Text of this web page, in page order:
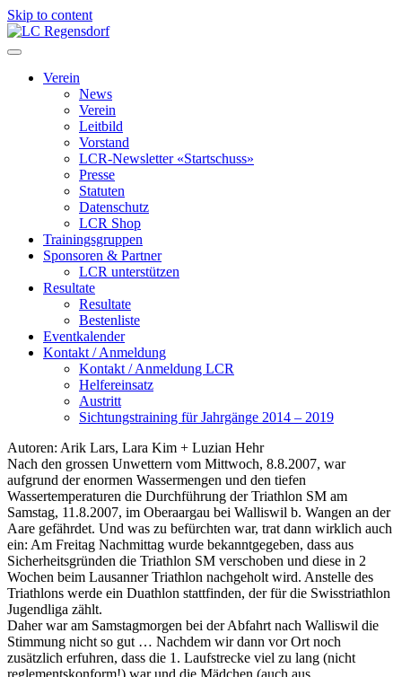
Skip to content
LC Regensdorf
Verein
News
Verein
Leitbild
Vorstand
LCR-Newsletter «Startschuss»
Presse
Statuten
Datenschutz
LCR Shop
Trainingsgruppen
Sponsoren & Partner
LCR unterstützen
Resultate
Resultate
Bestenliste
Eventkalender
Kontakt / Anmeldung
Kontakt / Anmeldung LCR
Helfereinsatz
Austritt
Sichtungstraining für Jahrgänge 2014 – 2019
Autoren: Arik Lars, Lara Kim + Luzian Hehr
Nach den grossen Unwettern vom Mittwoch, 8.8.2007, war
aufgrund der enormen Wassermengen und den tiefen
Wassertemperaturen die Durchführung der Triathlon SM am
Samstag, 11.8.2007, im Oberaargau bei Walliswil b. Wangen an der
Aare gefährdet. Und was zu befürchten war, trat dann wirklich auch
ein: Am Freitag Nachmittag wurde bekanntgegeben, dass aus
Sicherheitsgründen die Triathlon SM verschoben und diese in 2
Wochen beim Lausanner Triathlon nachgeholt wird. Anstelle des
Triathlons werde ein Duathlon stattfinden, der für die Swisstriathlon
Jugendliga zählt.
Daher war am Samstagmorgen bei der Abfahrt nach Walliswil die
Stimmung nicht so gut … Nachdem wir dann vor Ort noch
zusätzlich erfuhren, dass die 1. Laufstrecke viel zu lang (nicht
reglementskonform!) war und die Mädchen (auch aus